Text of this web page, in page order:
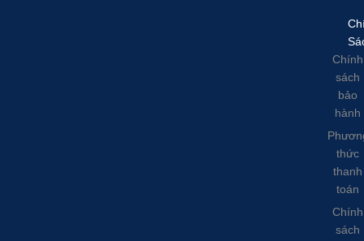
Chính
sách
bảo
hành
thức
thanh
toán
Chính
sách